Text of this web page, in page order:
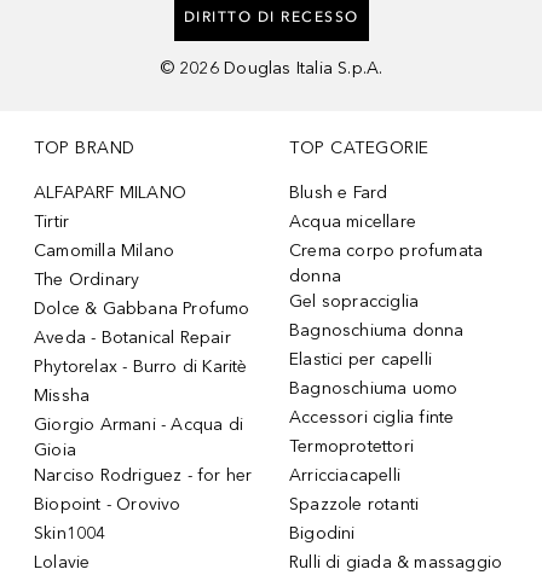
DIRITTO DI RECESSO
© 2026 Douglas Italia S.p.A.
TOP BRAND
ALFAPARF MILANO
Tirtir
Camomilla Milano
The Ordinary
Dolce & Gabbana Profumo
Aveda - Botanical Repair
Phytorelax - Burro di Karitè
Missha
Giorgio Armani - Acqua di
Gioia
Narciso Rodriguez - for her
Biopoint - Orovivo
Skin1004
Lolavie
TOP CATEGORIE
Blush e Fard
Acqua micellare
Crema corpo profumata
donna
Gel sopracciglia
Bagnoschiuma donna
Elastici per capelli
Bagnoschiuma uomo
Accessori ciglia finte
Termoprotettori
Arricciacapelli
Spazzole rotanti
Bigodini
Rulli di giada & massaggio